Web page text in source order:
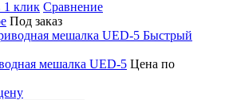
1 клик Сравнение
Под заказ
Быстрый
мешалка UED-5 Цена по